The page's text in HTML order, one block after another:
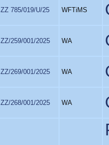
ZZ 785/019/U/25 WFTiMS
ZZ/259/001/2025 WA
ZZ/269/001/2025 WA
ZZ/268/001/2025 WA